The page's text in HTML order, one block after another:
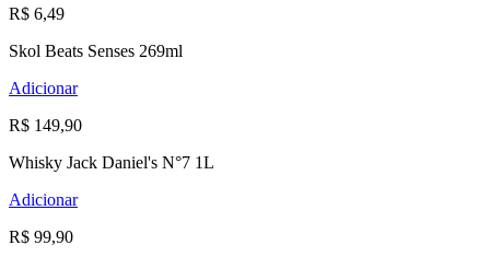
R$ 6,49
Skol Beats Senses 269ml
Adicionar
R$ 149,90
Whisky Jack Daniel's N°7 1L
Adicionar
R$ 99,90